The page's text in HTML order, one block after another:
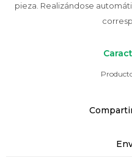
pieza. Realizándose